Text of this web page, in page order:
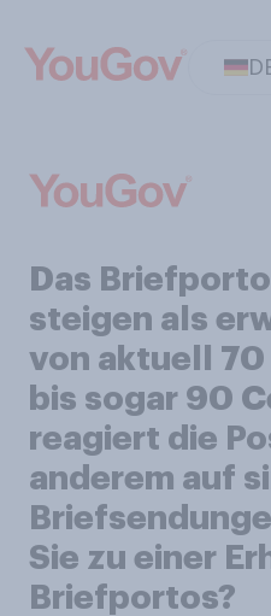
Das
steigen als
von aktuell 70
bis sogar 90
reagiert die
anderem auf
Sie zu einer
Briefportos?